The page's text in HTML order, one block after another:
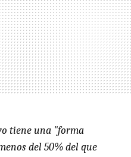
tiene una "forma
del 50% del que